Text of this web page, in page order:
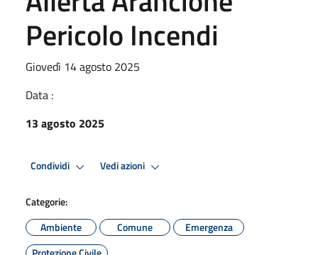
Pericolo Incendi
Giovedì 14 agosto 2025
Data :
13 agosto 2025
Condividi Vedi azioni
Categorie:
Ambiente
Comune
Emergenza